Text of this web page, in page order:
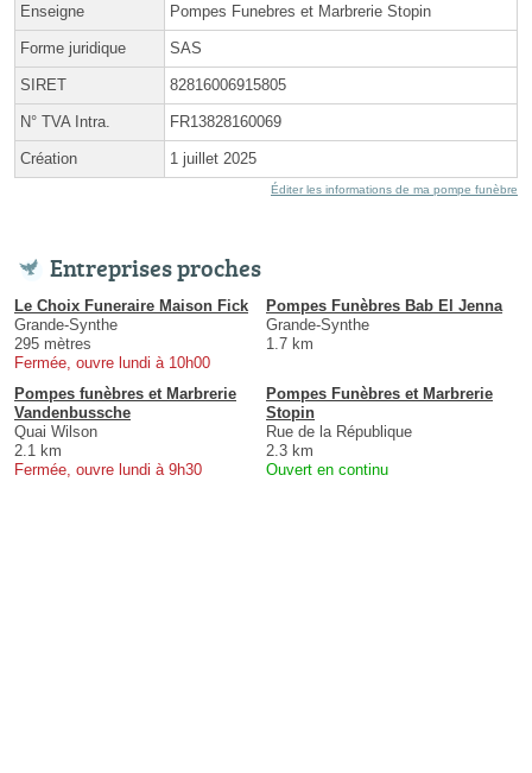
Enseigne Pompes Funebres et Marbrerie Stopin
Forme juridique SAS
SIRET 82816006915805
N° TVA Intra. FR13828160069
Création 1 juillet 2025
Éditer les informations de ma pompe funèbre
Entreprises proches
Le Choix Funeraire Maison Fick
Grande-Synthe
295 mètres
Fermée, ouvre lundi à 10h00
Pompes Funèbres Bab El Jenna
Grande-Synthe
1.7 km
Pompes funèbres et Marbrerie
Vandenbussche
Quai Wilson
2.1 km
Fermée, ouvre lundi à 9h30
Pompes Funèbres et Marbrerie
Stopin
Rue de la République
2.3 km
Ouvert en continu